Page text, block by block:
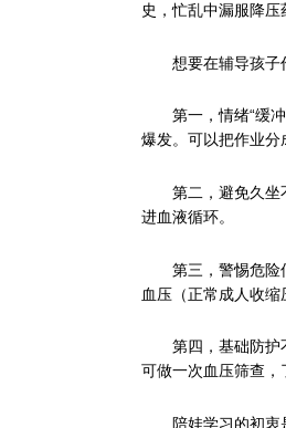
史，忙乱中漏服降压
想要在辅导孩子
第一，情绪“缓
爆发。可以把作业分
第二，避免久坐
进血液循环。
第三，警惕危险
血压（正常成人收
第四，基础防护
可做一次血压筛查，
陪娃学习的初